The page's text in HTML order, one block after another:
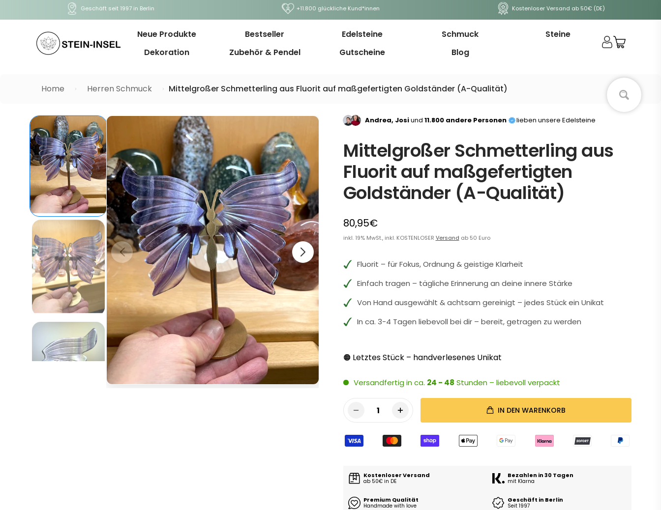
Geschäft seit 1997 in Berlin +11.800 glückliche Kund*innen Kostenloser Versand ab 50€ (DE)
Neue Produkte Bestseller Edelsteine Schmuck
Steine
Dekoration
Zubehör & Pendel Gutscheine Blog
Home Herren Schmuck Mittelgroßer Schmetterling aus Fluorit auf maßgefertigten Goldständer (A-Qualität)
Andrea, Josiund 11.800 andere Personen lieben unsere Edelsteine
Mittelgroßer Schmetterling aus
Fluorit auf maßgefertigten
Goldständer (A-Qualität)
80,95€
inkl. 19% MwSt., inkl. KOSTENLOSER Versand ab 50 Euro
Fluorit – für Fokus, Ordnung & geistige Klarheit
Einfach tragen – tägliche Erinnerung an deine innere Stärke
Von Hand ausgewählt & achtsam gereinigt – jedes Stück ein Unikat
In ca. 3-4 Tagen liebevoll bei dir – bereit, getragen zu werden
🟠Letztes Stück – handverlesenes Unikat
Versandfertig in ca. 24 - 48 Stunden – liebevoll verpackt
1 IN DEN WARENKORB
Kostenloser Versand
ab 50€ in DE
Bezahlen in 30 Tagen
mit Klarna
Premium Qualität
Handmade with love
Geschäft in Berlin
Seit 1997